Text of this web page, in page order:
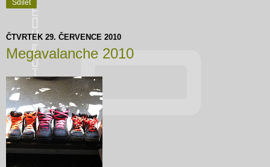
Sdílet
ČTVRTEK 29. ČERVENCE 2010
Megavalanche 2010